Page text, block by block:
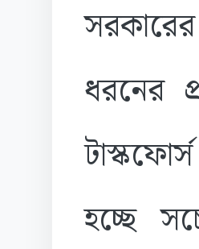
ধরনের
হচ্ছে